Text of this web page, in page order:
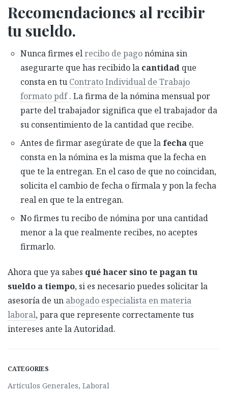
Recomendaciones al recibir
tu sueldo.
Nunca firmes elrecibo de pagonómina sin
asegurarte que has recibido la cantidad que
consta en tu Contrato Individual de Trabajo
formato pdf. La firma de la nómina mensual por
parte del trabajador significa que el trabajador da
su consentimiento de la cantidad que recibe.
Antes de firmar asegúrate de que la fecha que
consta en la nómina es la misma que la fecha en
que te la entregan. En el caso de que no coincidan,
solicita el cambio de fecha o fírmala y pon la fecha
real en que te la entregan.
No firmes tu recibo de nómina por una cantidad
menor a la que realmente recibes, no aceptes
firmarlo.
Ahora que ya sabes qué hacer sino te pagan tu
sueldo a tiempo, si es necesario puedes solicitar la
asesoría de un abogado especialista en materia
laboral, para que represente correctamente tus
intereses ante la Autoridad.
CATEGORIES
Artículos Generales, Laboral